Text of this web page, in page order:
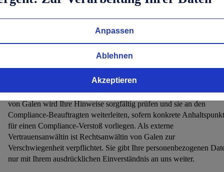
Anpassen
Ablehnen
Akzeptieren
werden:
wältin
Mit Rechtsanwältin Dr. Margarete von Galen steht Ihnen unsere
externe Vertrauensanwältin zur Verfügung. Sie können sich jederzeit
mit Informationen zu unternehmens- und beschäftigungsbezogenen
Straftaten oder Ordnungswidrigkeiten an sie wenden.
von Galen wird Ihre Hinweise sorgfältig prüfen und sie an den
Compliance-Beauftragten weiterleiten, sofern konkrete
für einen Compliance-Verstoß vorliegen. Als externe
Vertrauensanwältin ist Rechtsanwältin von Galen zur
Verschwiegenheit verpflichtet. Sie gibt Ihre personenbezogenen
nur mit Ihrem ausdrücklichen Einverständnis an uns weiter.